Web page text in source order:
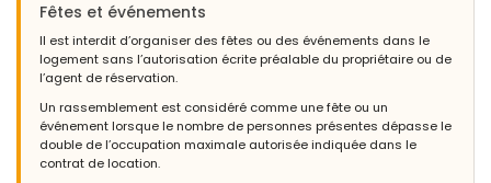
Fêtes et événements
Il est interdit d’organiser des fêtes ou des événements dans le
logement sans l’autorisation écrite préalable du propriétaire ou de
l’agent de réservation.
Un rassemblement est considéré comme une fête ou un
événement lorsque le nombre de personnes présentes dépasse le
double de l’occupation maximale autorisée indiquée dans le
contrat de location.